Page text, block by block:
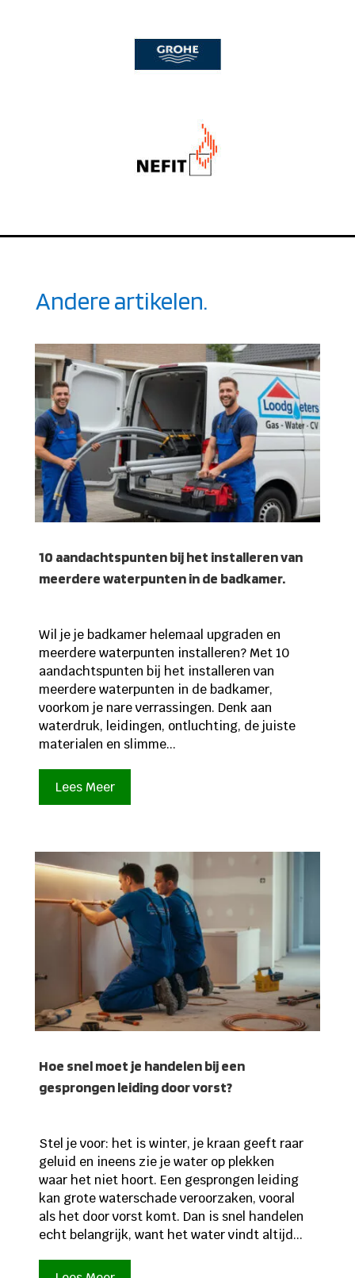
Andere artikelen.
10 aandachtspunten bij het installeren van
meerdere waterpunten in de badkamer.
Wil je je badkamer helemaal upgraden en
meerdere waterpunten installeren? Met 10
aandachtspunten bij het installeren van
meerdere waterpunten in de badkamer,
voorkom je nare verrassingen. Denk aan
waterdruk, leidingen, ontluchting, de juiste
materialen en slimme...
Lees Meer
Hoe snel moet je handelen bij een
gesprongen leiding door vorst?
Stel je voor: het is winter, je kraan geeft raar
geluid en ineens zie je water op plekken
waar het niet hoort. Een gesprongen leiding
kan grote waterschade veroorzaken, vooral
als het door vorst komt. Dan is snel handelen
echt belangrijk, want het water vindt altijd...